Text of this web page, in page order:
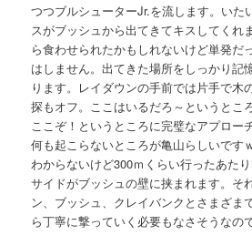
つつブルシューターJr.を流します。いた
スがブッシュから出てきてキスしてくれ
ら食わせられたかもしれないけど単発だ
はしません。出てきた場所をしっかり記
ります。レイダウンの手前では片手で木
探もオフ。ここはいるだろ～というとこ
ここぞ！というところに完璧なアプロー
何も起こらないところが亀山らしいで
わからないけど300ｍくらい行ったあた
サイドがブッシュの壁に挟まれます。そ
ン、ブッシュ、クレイバンクとさまざま
ら丁寧に撃っていく必要もなさそうなの